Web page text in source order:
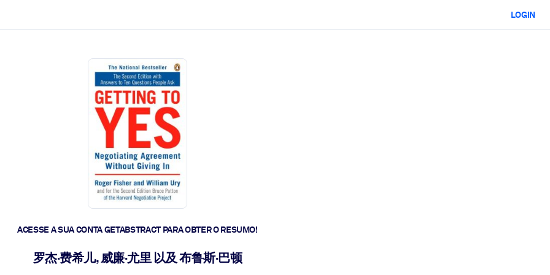
LOGIN
ACESSE A SUA CONTA GETABSTRACT PARA OBTER O RESUMO!
罗杰·费希儿, 威廉·尤里 以及 布鲁斯·巴顿